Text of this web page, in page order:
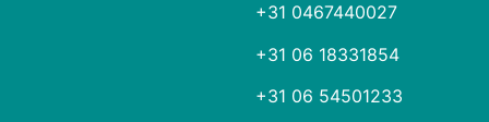
+31 0467440027
+31 06 18331854
+31 06 54501233